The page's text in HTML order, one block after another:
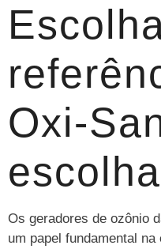
Oxi-
Os geradores de ozônio
um papel fundamental